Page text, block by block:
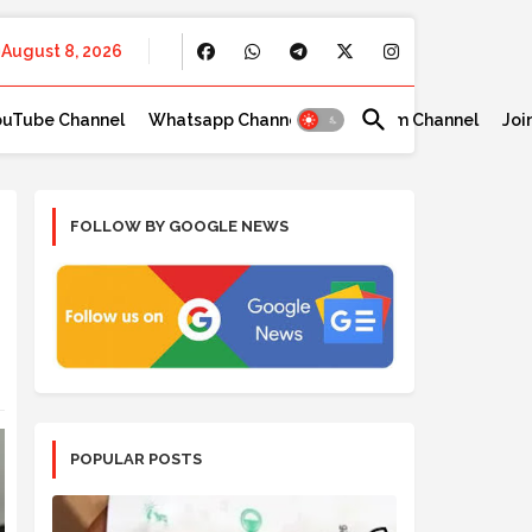
August 8, 2026
Channel Whatsapp Channel Telegram Channel
FOLLOW BY GOOGLE NEWS
POPULAR POSTS